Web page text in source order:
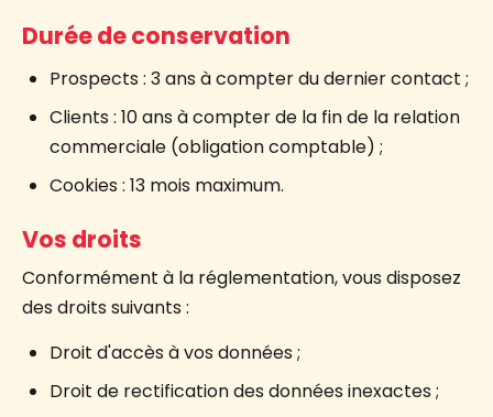
Durée de conservation
Prospects : 3 ans à compter du dernier contact ;
Clients : 10 ans à compter de la fin de la relation
commerciale (obligation comptable) ;
Cookies : 13 mois maximum.
Vos droits
Conformément à la réglementation, vous disposez
des droits suivants :
Droit d'accès à vos données ;
Droit de rectification des données inexactes ;